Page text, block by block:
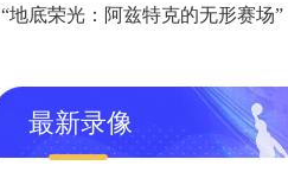
“地底荣光：阿兹特克的无形赛场”
最新录像